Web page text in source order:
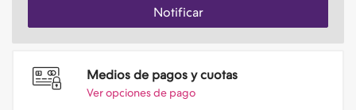
Notificar
Medios de pagos y cuotas
Ver opciones de pago